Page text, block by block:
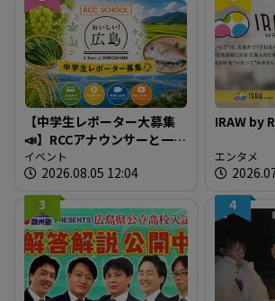
【中学生レポーター大募集
📣】RCCアナウンサーと一緒
に「広島の食」の現場を取
材しよう！
イベント
2026.08.05 12:04
IRAW by
エンタメ
3
4